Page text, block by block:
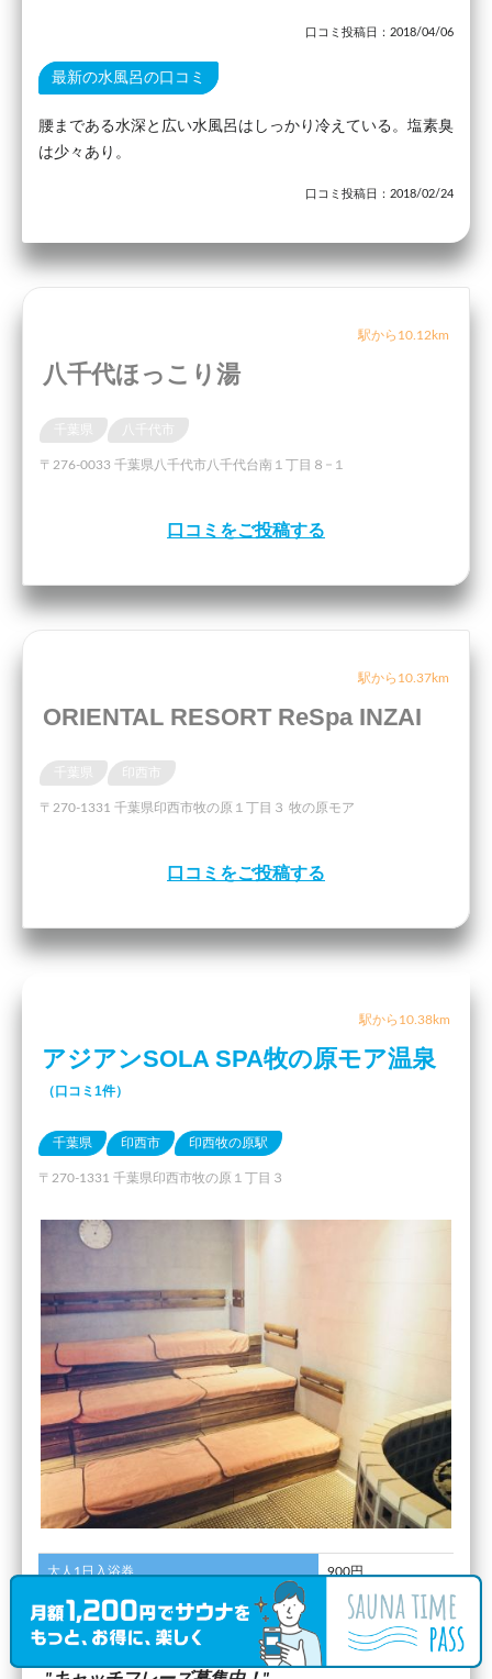
口コミ投稿日：2018/04/06
最新の水風呂の口コミ
腰まである水深と広い水風呂はしっかり冷えている。塩素臭
は少々あり。
口コミ投稿日：2018/02/24
駅から10.12km
八千代ほっこり湯
千葉県 八千代市
〒276-0033 千葉県八千代市八千代台南１丁目８−１
口コミをご投稿する
駅から10.37km
ORIENTAL RESORT ReSpa INZAI
千葉県 印西市
〒270-1331 千葉県印西市牧の原１丁目３ 牧の原モア
口コミをご投稿する
駅から10.38km
アジアンSOLA SPA牧の原モア温泉
（口コミ1件）
千葉県 印西市 印西牧の原駅
〒270-1331 千葉県印西市牧の原１丁目３
大人1日入浴券 900円
大人90分入浴券 500円